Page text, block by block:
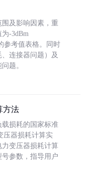
及影响因素，重
-3dBm
参考值表格。同时
连接器问题）及
题。
方法
损耗的国家标准
压器损耗计算实
变压器损耗计算
号参数，指导用户